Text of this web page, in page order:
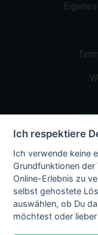
Ich respektiere
Ich verwende keine
Grundfunktionen
Online-Erlebnis zu
selbst gehostete
auswählen, ob Du
möchtest oder